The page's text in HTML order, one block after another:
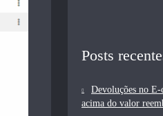
Posts
Devoluções no
acima do valor